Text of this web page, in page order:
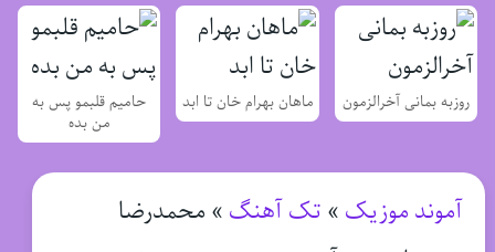
روزبه بمانی آخرالزمون ماهان بهرام خان تا ابد
حامیم قلبمو پس به
من بده
آموند موزیک » تک آهنگ » محمدرضا